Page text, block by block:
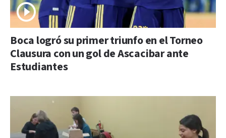
Boca logró su primer triunfo en el Torneo
Clausura con un gol de Ascacibar ante
Estudiantes